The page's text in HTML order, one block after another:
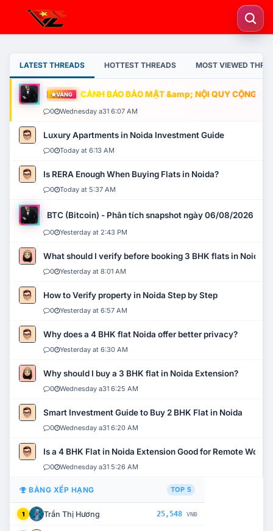
LATEST THREADS HOTTEST THREADS MOST VIEWED
VÀNG CẢNH BÁO BẢO MẬT &amp; NỘI QUY CỘNG
0 Wednesday a31 6:07 AM
Luxury Apartments in Noida Investment Guide
0 Today at 6:13 AM
Is RERA Enough When Buying Flats in Noida?
0 Today at 5:37 AM
BTC (Bitcoin) - Phân tích snapshot ngày 06/08/2026
0 Yesterday at 2:43 PM
What should I verify before booking 3 BHK flats in Noida?
0 Yesterday at 8:01 AM
How to Verify property in Noida Step by Step
0 Yesterday at 6:57 AM
Why does a 4 BHK flat Noida offer better privacy?
0 Yesterday at 6:30 AM
Why should I buy a 3 BHK flat in Noida Extension?
0 Wednesday a31 6:25 AM
Smart Investment Guide to Buy 2 BHK Flat in Noida
0 Wednesday a31 6:20 AM
Is a 4 BHK Flat in Noida Extension Good for Remote Work?
0 Wednesday a31 5:26 AM
BẢNG XẾP HẠNG TOP 5
1 Trần Thị Hương 25,548 VNĐ